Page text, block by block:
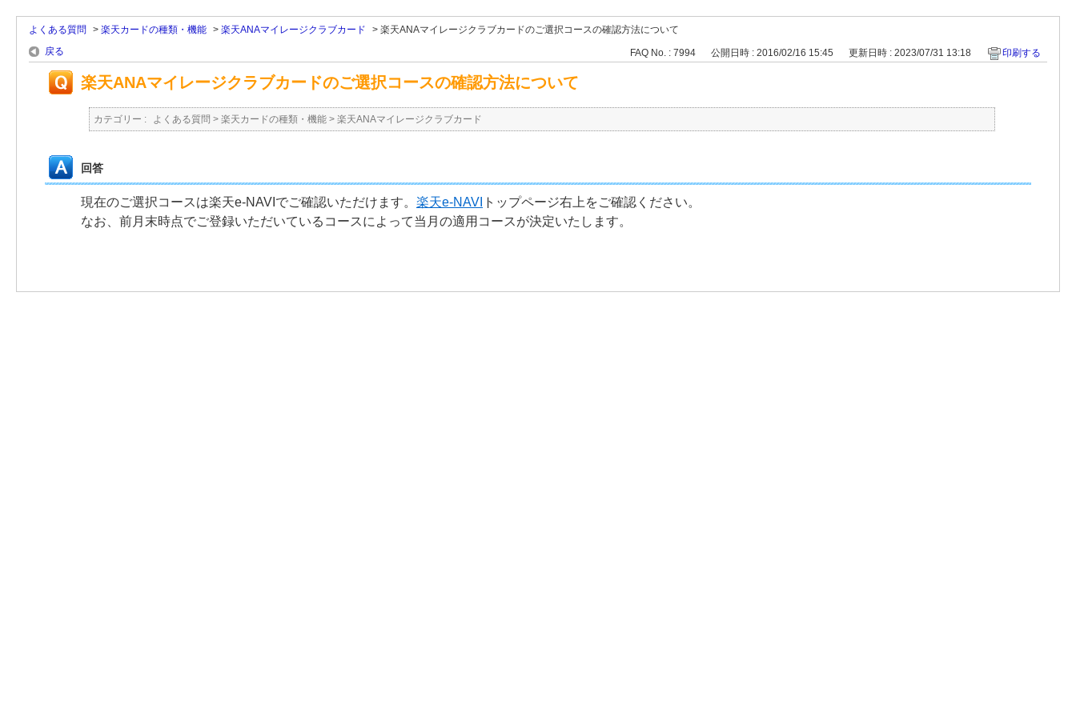
よくある質問 > 楽天カードの種類・機能 > 楽天ANAマイレージクラブカード > 楽天ANAマイレージクラブカードのご選択コースの確認方法について
戻る
FAQ No. : 7994 公開日時 : 2016/02/16 15:45 更新日時 : 2023/07/31 13:18 印刷する
楽天ANAマイレージクラブカードのご選択コースの確認方法について
カテゴリー : よくある質問 > 楽天カードの種類・機能 > 楽天ANAマイレージクラブカード
回答
現在のご選択コースは楽天e-NAVIでご確認いただけます。 楽天e-NAVI トップページ右上をご確認ください。
なお、前月末時点でご登録いただいているコースによって当月の適用コースが決定いたします。